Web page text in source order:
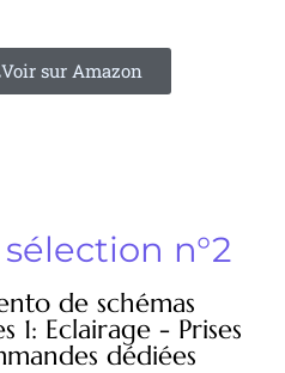
Voir sur Amazon
n°2
de schémas
1: Eclairage - Prises
dédiées